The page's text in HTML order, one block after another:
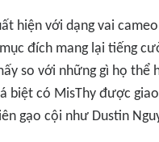
hiện với dạng vai
đích mang lại tiếng
so với những gì họ thể
biệt có MisThy được
gạo cội như Dustin